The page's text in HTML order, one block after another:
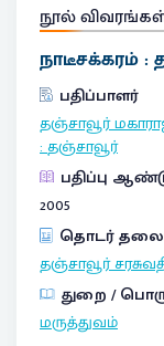
நூல்
நாடீசக்கரம் :
பதிப்பாளர்
தஞ்சாவூர்
:தஞ்சாவூர்
பதிப்பு
2005
தொடர்
தஞ்சாவூர்
துறை /
மருத்துவம்